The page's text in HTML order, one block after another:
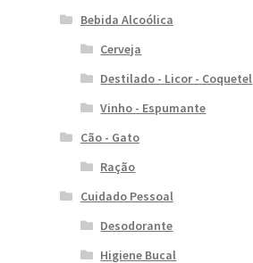
Bebida Alcoólica
Cerveja
Destilado - Licor - Coquetel
Vinho - Espumante
Cão - Gato
Ração
Cuidado Pessoal
Desodorante
Higiene Bucal